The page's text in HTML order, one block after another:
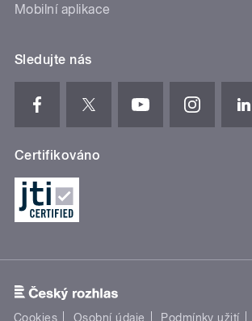
Mobilní aplikace
Sledujte nás
Certifikováno
Cookies Osobní údaje Podmínky užití